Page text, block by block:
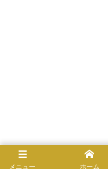
メニュー ホーム